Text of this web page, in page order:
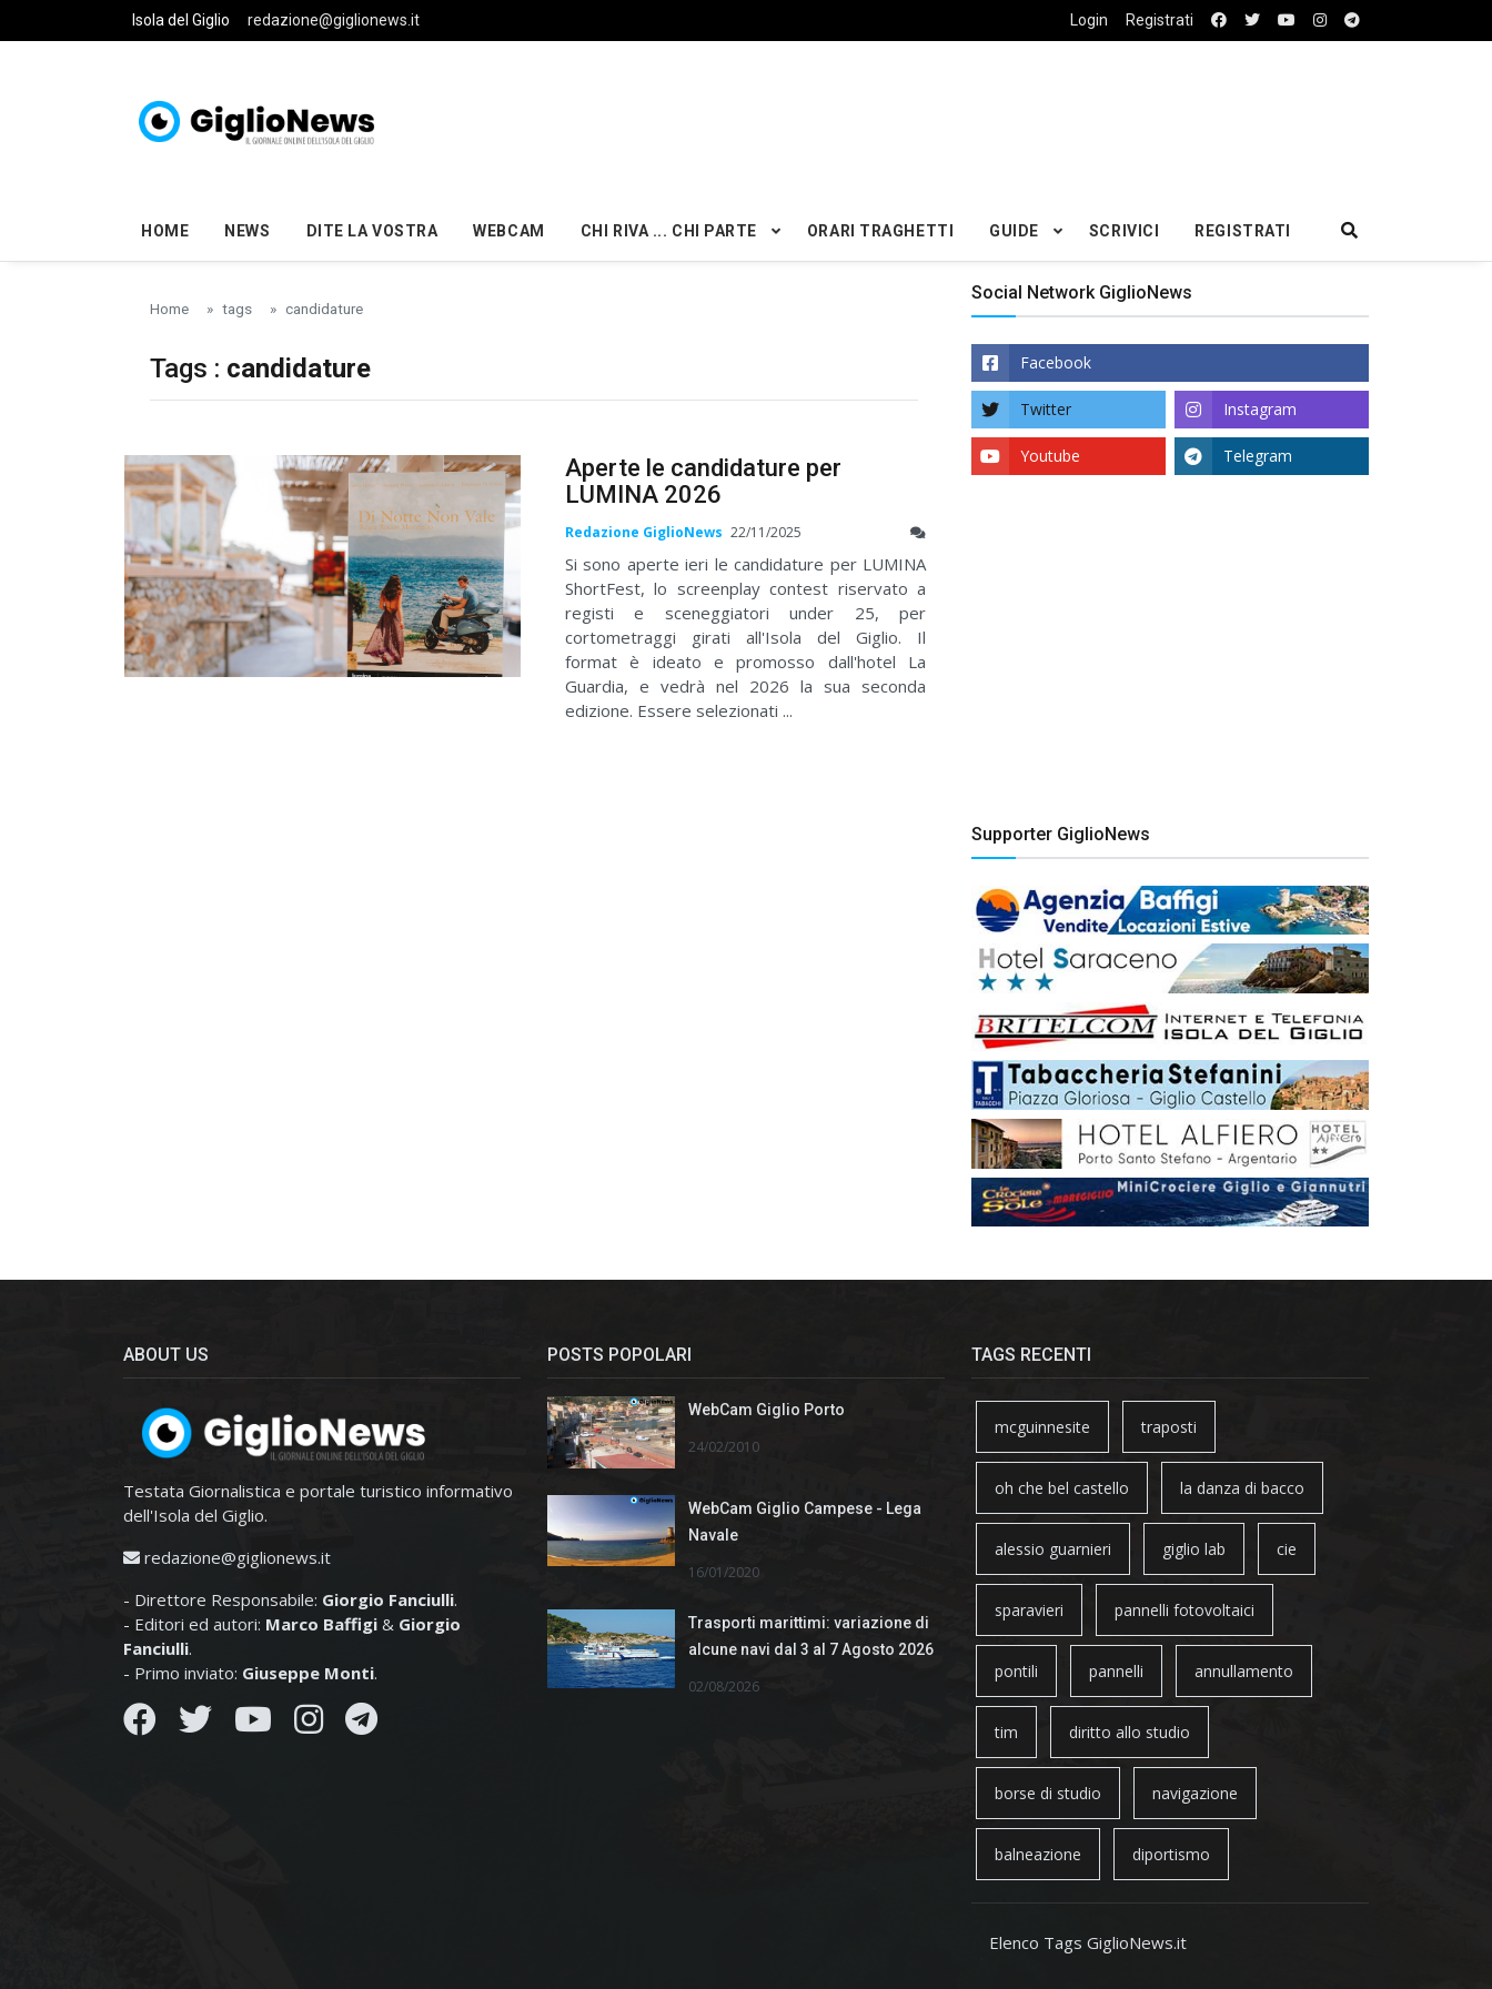
Skip to main content
Isola del Giglio redazione@giglionews.it Login Registrati
HOME NEWS DITE LA VOSTRA WEBCAM CHI RIVA ... CHI PARTE ORARI TRAGHETTI GUIDE SCRIVICI REGISTRATI
Home tags candidature
Tags : candidature
Aperte le candidature per
LUMINA 2026
Redazione GiglioNews 22/11/2025
Si sono aperte ieri le candidature per LUMINA
ShortFest, lo screenplay contest riservato a
registi e sceneggiatori under 25, per
cortometraggi girati all'Isola del Giglio. Il
format è ideato e promosso dall'hotel La
Guardia, e vedrà nel 2026 la sua seconda
edizione. Essere selezionati ...
Social Network GiglioNews
Facebook
Twitter Instagram
Youtube Telegram
Supporter GiglioNews
ABOUT US
Testata Giornalistica e portale turistico informativo
dell'Isola del Giglio.
redazione@giglionews.it
- Direttore Responsabile: Giorgio Fanciulli.
- Editori ed autori: Marco Baffigi & Giorgio
Fanciulli.
- Primo inviato: Giuseppe Monti.
POSTS POPOLARI
WebCam Giglio Porto
24/02/2010
WebCam Giglio Campese - Lega
Navale
16/01/2020
Trasporti marittimi: variazione di
alcune navi dal 3 al 7 Agosto 2026
02/08/2026
TAGS RECENTI
mcguinnesite traposti
oh che bel castello la danza di bacco
alessio guarnieri giglio lab cie
sparavieri pannelli fotovoltaici
pontili pannelli annullamento
tim diritto allo studio
borse di studio navigazione
balneazione diportismo
Elenco Tags GiglioNews.it